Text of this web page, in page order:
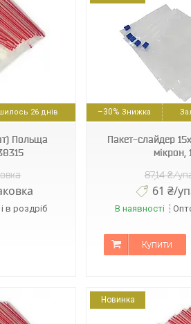
26 днів
Польща
в роздріб
–30%
Пакет-слайдер
мікрон,
87,14 ₴/
61 ₴/
В наявності
Купити
Новинка